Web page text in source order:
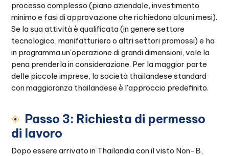
processo complesso (piano aziendale, investimento
minimo e fasi di approvazione che richiedono alcuni mesi).
Se la sua attività è qualificata (in genere settore
tecnologico, manifatturiero o altri settori promossi) e ha
in programma un'operazione di grandi dimensioni, vale la
pena prenderla in considerazione. Per la maggior parte
delle piccole imprese, la società thailandese standard
con maggioranza thailandese è l'approccio predefinito.
Passo 3: Richiesta di permesso
di lavoro
Dopo essere arrivato in Thailandia con il visto Non-B,